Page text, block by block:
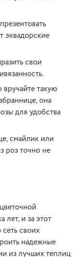
эквадорские
свои
вручайте такую
она
для удобства
смайлик или
роз точно не
лет, и за этот
своих
надежные
из лучших теплиц